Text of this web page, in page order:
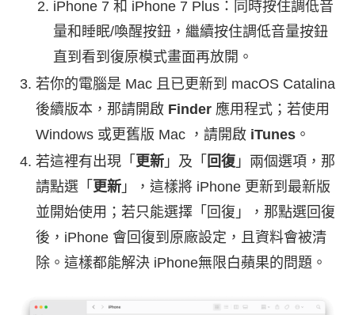
iPhone 7 和 iPhone 7 Plus：同時按住調低音
量和睡眠/喚醒按鈕，繼續按住調低音量按鈕
直到看到復原模式畫面再放開。
若你的電腦是 Mac 且已更新到 macOS Catalina
後續版本，那請開啟 Finder 應用程式；若使用
Windows 或更舊版 Mac ，請開啟 iTunes 。
若這裡有出現「 更新 」及「 回復 」兩個選項，那
請點選「 更新 」，這樣將 iPhone 更新到最新版
並開始使用；若只能選擇「回復」，那點選回復
後，iPhone 會回復到原廠設定，且資料會被清
除。這樣都能解決 iPhone無限白蘋果的問題。